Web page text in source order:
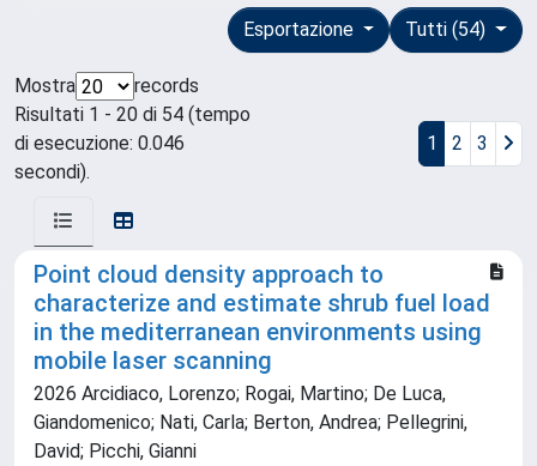
Tutti (54)
Esportazione
Mostra
records
Risultati 1 - 20 di 54 (tempo
di esecuzione: 0.046
secondi).
1 2 3
Point cloud density approach to
characterize and estimate shrub fuel load
in the mediterranean environments using
mobile laser scanning
2026 Arcidiaco, Lorenzo; Rogai, Martino; De Luca,
Giandomenico; Nati, Carla; Berton, Andrea; Pellegrini,
David; Picchi, Gianni